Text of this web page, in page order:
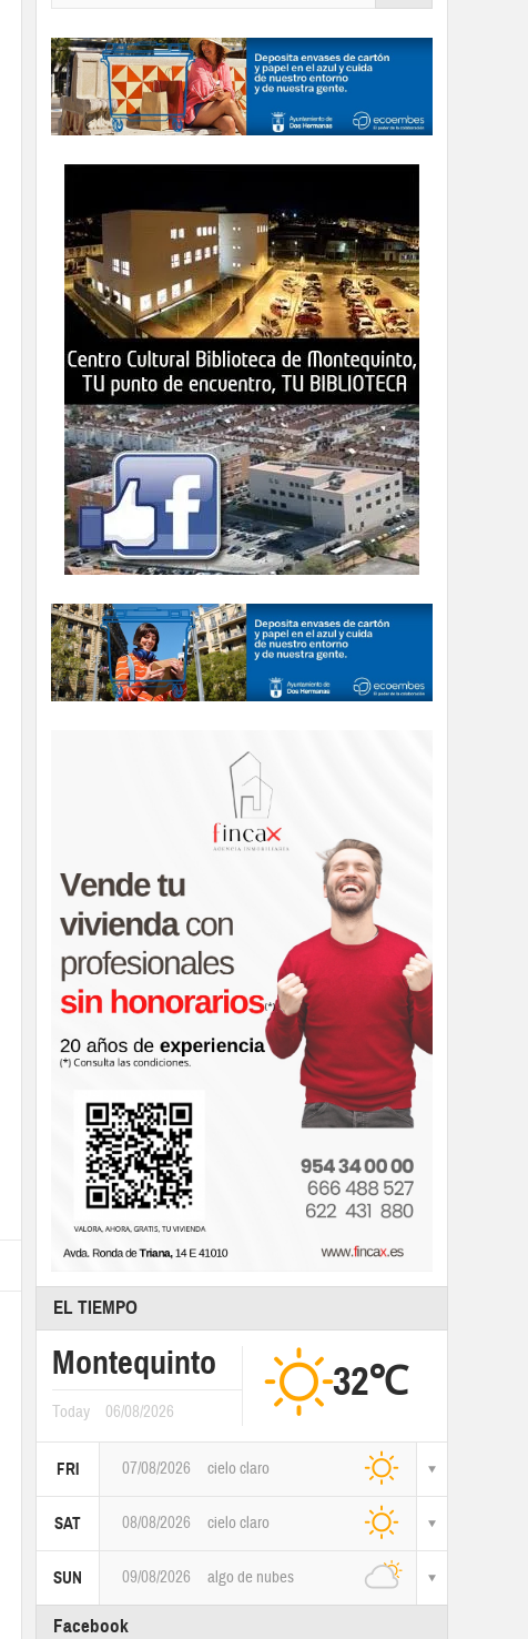
EL TIEMPO
Montequinto
Today 06/08/2026
32℃
FRI 07/08/2026 cielo claro
SAT 08/08/2026 cielo claro
SUN 09/08/2026 algo de nubes
Facebook